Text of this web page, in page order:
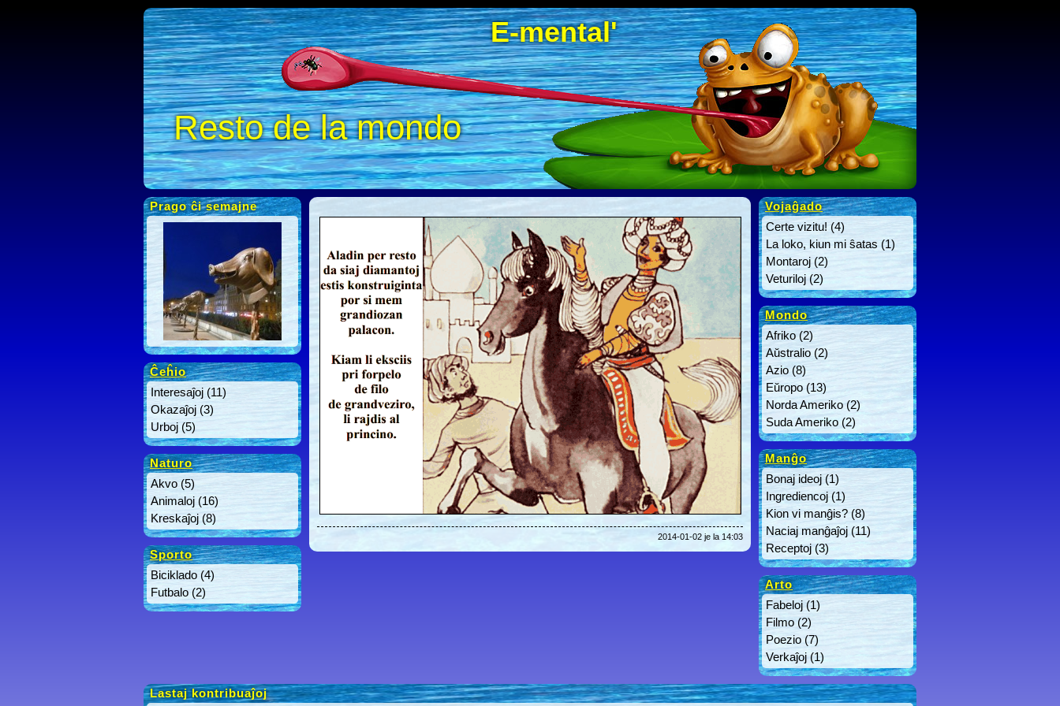
E-mental'
Resto de la mondo
Prago ĉi semajne
Ĉeĥio
Interesaĵoj (11)
Okazaĵoj (3)
Urboj (5)
Naturo
Akvo (5)
Animaloj (16)
Kreskaĵoj (8)
Sporto
Biciklado (4)
Futbalo (2)
2014-01-02 je la 14:03
Vojaĝado
Certe vizitu! (4)
La loko, kiun mi ŝatas (1)
Montaroj (2)
Veturiloj (2)
Mondo
Afriko (2)
Aŭstralio (2)
Azio (8)
Eŭropo (13)
Norda Ameriko (2)
Suda Ameriko (2)
Manĝo
Bonaj ideoj (1)
Ingrediencoj (1)
Kion vi manĝis? (8)
Naciaj manĝaĵoj (11)
Receptoj (3)
Arto
Fabeloj (1)
Filmo (2)
Poezio (7)
Verkaĵoj(1)
Lastaj kontribuaĵoj